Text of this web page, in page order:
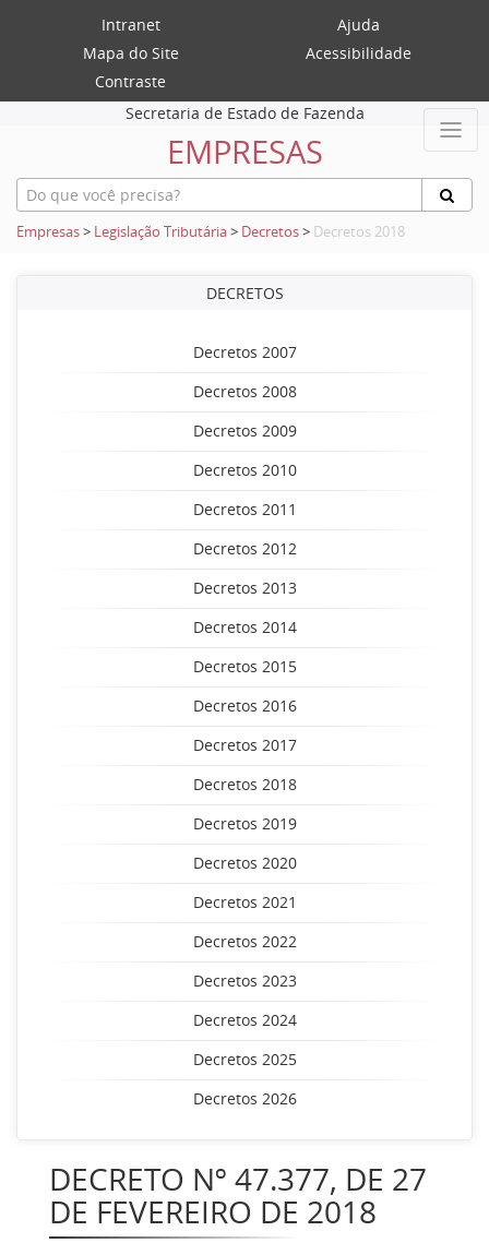
Intranet
Ajuda
Mapa do Site
Acessibilidade
Contraste
Secretaria de Estado de Fazenda
EMPRESAS
Empresas> Legislação Tributária> Decretos> Decretos 2018
DECRETOS
Decretos 2007
Decretos 2008
Decretos 2009
Decretos 2010
Decretos 2011
Decretos 2012
Decretos 2013
Decretos 2014
Decretos 2015
Decretos 2016
Decretos 2017
Decretos 2018
Decretos 2019
Decretos 2020
Decretos 2021
Decretos 2022
Decretos 2023
Decretos 2024
Decretos 2025
Decretos 2026
DECRETO Nº 47.377, DE 27
DE FEVEREIRO DE 2018